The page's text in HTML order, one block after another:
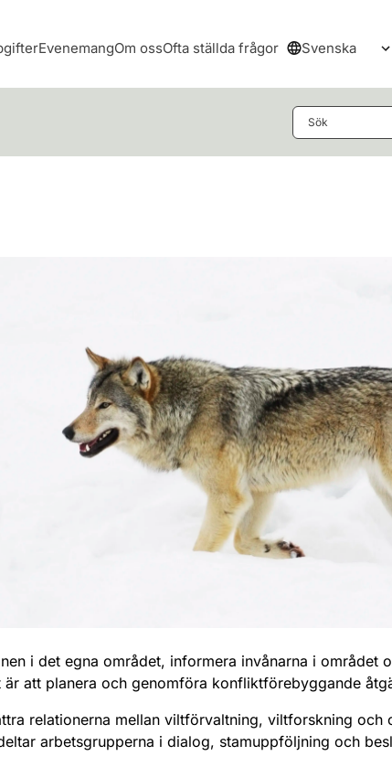
EvenemangOm ossOfta ställda frågor Svenska
i det egna området, informera invånarna i området
att planera och genomföra konfliktförebyggande
relationerna mellan viltförvaltning, viltforskning och
arbetsgrupperna i dialog, stamuppföljning och